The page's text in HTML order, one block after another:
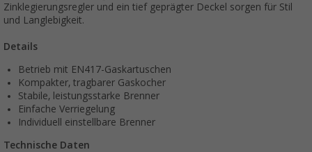
Zinklegierungsregler und ein tief geprägter Deckel sorgen für Stil
und Langlebigkeit.
Details
Betrieb mit EN417-Gaskartuschen
Kompakter, tragbarer Gaskocher
Stabile, leistungsstarke Brenner
Einfache Verriegelung
Individuell einstellbare Brenner
Technische Daten